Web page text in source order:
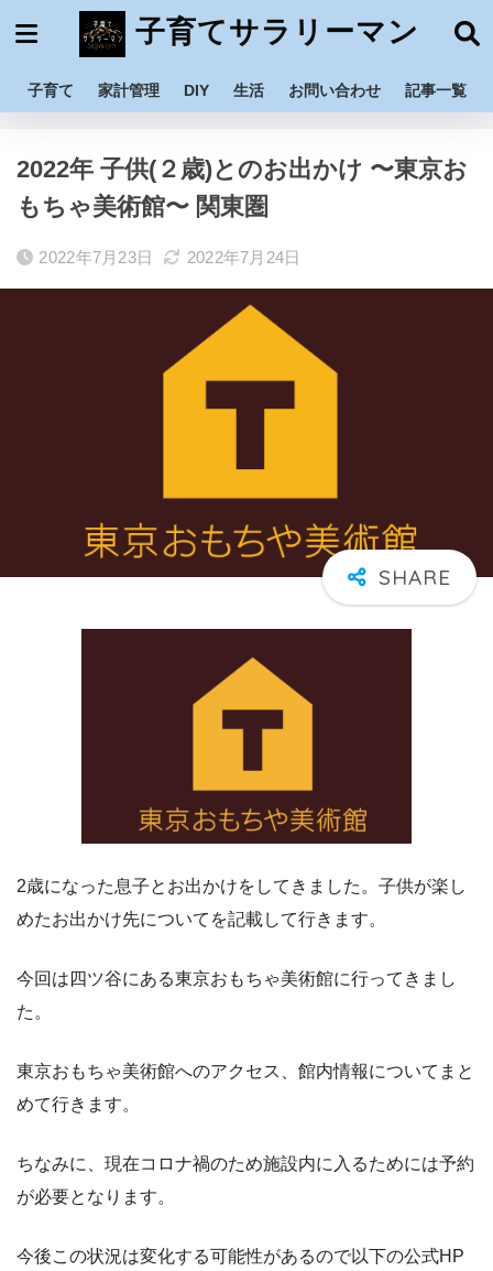
子育てサラリーマン
子育て 家計管理 DIY 生活 お問い合わせ 記事一覧
ホーム 子育て お出かけ
2022年 子供(２歳)とのお出かけ 〜東京お
もちゃ美術館〜 関東圏
2022年7月23日 2022年7月24日
2歳になった息子とお出かけをしてきました。子供が楽し
めたお出かけ先についてを記載して行きます。
今回は四ツ谷にある東京おもちゃ美術館に行ってきまし
た。
東京おもちゃ美術館へのアクセス、館内情報についてまと
めて行きます。
ちなみに、現在コロナ禍のため施設内に入るためには予約
が必要となります。
今後この状況は変化する可能性があるので以下の公式HP